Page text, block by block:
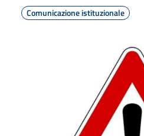
Comunicazione istituzionale